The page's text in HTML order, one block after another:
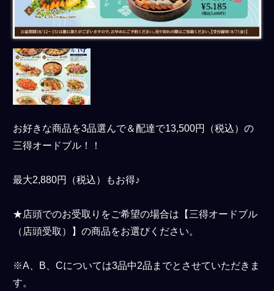
お好きな商品を3品選んで＆配達で13,500円（税込）の
三得オードブル！！
最大2,880円（税込）もお得♪
★店頭でのお受取りをご希望の場合は【三得オードブル
（店頭受取）】の商品をお選びください。
※A、B、Cについては3品中2品までとさせていただきま
す。